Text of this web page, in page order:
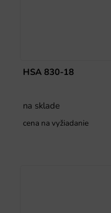
HSA 830-18
na sklade
cena na vyžiadanie